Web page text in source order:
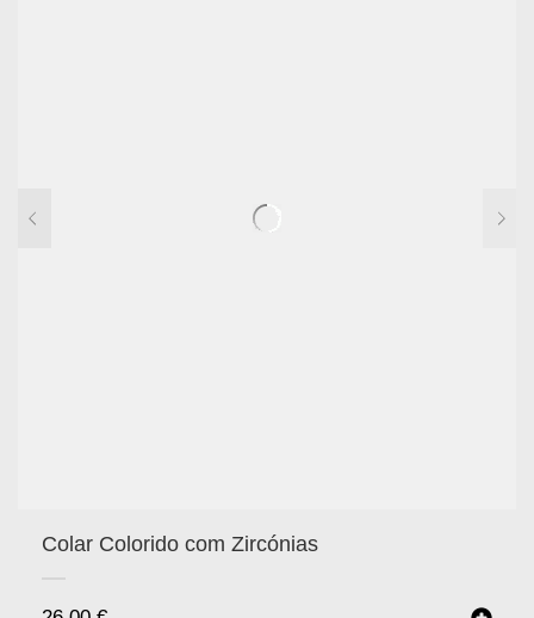
Colar Colorido com Zircónias